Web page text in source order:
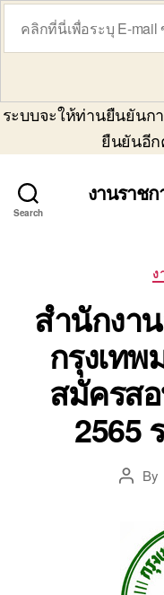
ระบบจะให้ท่านยืนยันก
ยืนยันอีก
Search
งานราช
ง
สำนักงา
กรุงเท
สมัครส
2565
PostBy